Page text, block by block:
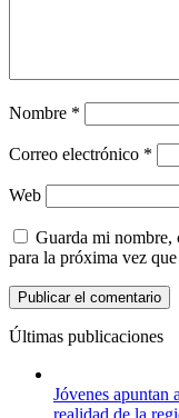
Nombre *
Correo electrónico *
Web
Guarda mi nombre,
para la próxima vez
Últimas publicaciones
Jóvenes apuntan
realidad de la